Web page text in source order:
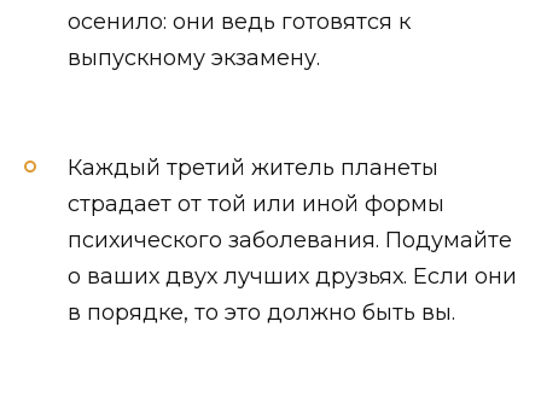
осенило: они ведь готовятся к
выпускному экзамену.
Каждый третий житель планеты
страдает от той или иной формы
психического заболевания. Подумайте
о ваших двух лучших друзьях. Если они
в порядке, то это должно быть вы.